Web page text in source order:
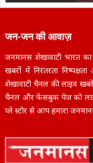
जन-जन की आवाज़
जनमानस शेखावाटी भारत
खबरों में निरंतरता
शेखावाटी चैनल की लाइव
चैनल और फेसबुक पेज को
प्ले स्टोर से आप हमारा